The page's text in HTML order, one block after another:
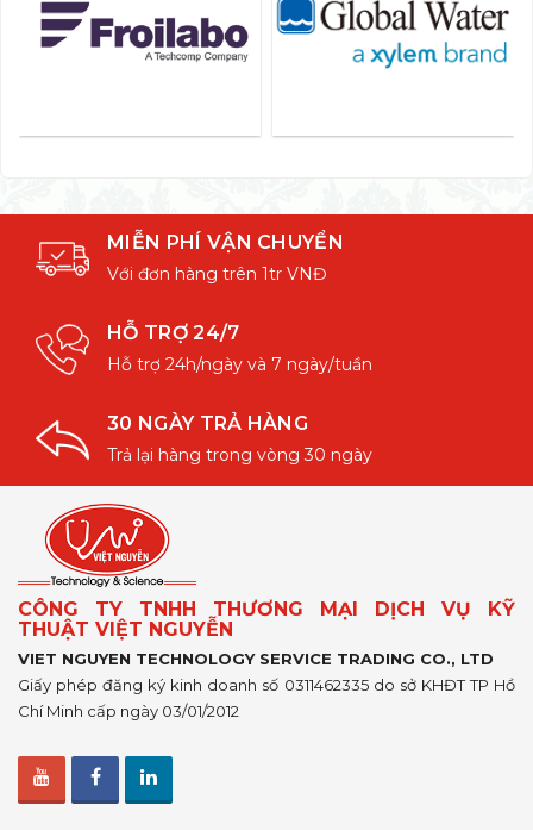
MIỄN PHÍ VẬN CHUYỂN
Với đơn hàng trên 1tr VNĐ
HỖ TRỢ 24/7
Hỗ trợ 24h/ngày và 7 ngày/tuần
30 NGÀY TRẢ HÀNG
Trả lại hàng trong vòng 30 ngày
CÔNG TY TNHH THƯƠNG MẠI DỊCH VỤ KỸ
THUẬT VIỆT NGUYỄN
VIET NGUYEN TECHNOLOGY SERVICE TRADING CO., LTD
Giấy phép đăng ký kinh doanh số 0311462335 do sở KHĐT TP Hồ
Chí Minh cấp ngày 03/01/2012